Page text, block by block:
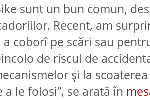
sunt un bun comun,
Recent, am
coborî pe scări sau
de riscul de
și la
le folosi”, se arată în